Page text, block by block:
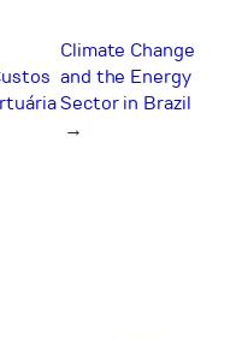
Climate Change
and the Energy
Sector in Brazil
→